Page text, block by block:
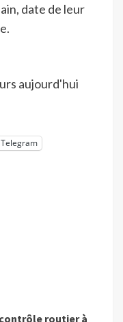
date de leur
aujourd'hui
Telegram
routier à